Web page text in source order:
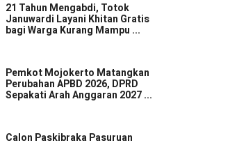
21 Tahun Mengabdi, Totok
Januwardi Layani Khitan Gratis
bagi Warga Kurang Mampu ...
Pemkot Mojokerto Matangkan
Perubahan APBD 2026, DPRD
Sepakati Arah Anggaran 2027 ...
Calon Paskibraka Pasuruan